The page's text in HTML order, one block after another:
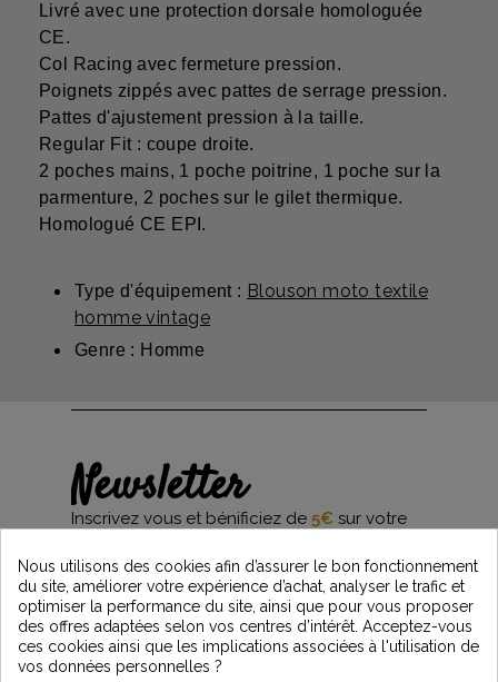
Livré avec une protection dorsale homologuée
CE.
Col Racing avec fermeture pression.
Poignets zippés avec pattes de serrage pression.
Pattes d'ajustement pression à la taille.
Regular Fit : coupe droite.
2 poches mains, 1 poche poitrine, 1 poche sur la
parmenture, 2 poches sur le gilet thermique.
Homologué CE EPI.
Type d'équipement : Blouson moto textile
homme vintage
Genre : Homme
Newsletter
Inscrivez vous et bénificiez de 5€ sur votre
et restez informés des dernières nouveautés
Vintage Motors
*Dès 99€ d'achat. En vous abonnant à notre newsletter, vous reconnaissez avoir pris
Nous utilisons des cookies afin d’assurer le bon fonctionnement
du site, améliorer votre expérience d’achat, analyser le trafic et
optimiser la performance du site, ainsi que pour vous proposer
des offres adaptées selon vos centres d’intérêt. Acceptez-vous
ces cookies ainsi que les implications associées à l'utilisation de
vos données personnelles ?